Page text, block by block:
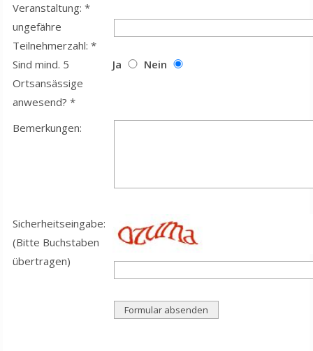
Veranstaltung: *
ungefähre
Teilnehmerzahl: *
Sind mind. 5
Ortsansässige
anwesend? *
Ja Nein
Bemerkungen:
Sicherheitseingabe:
(Bitte Buchstaben
übertragen)